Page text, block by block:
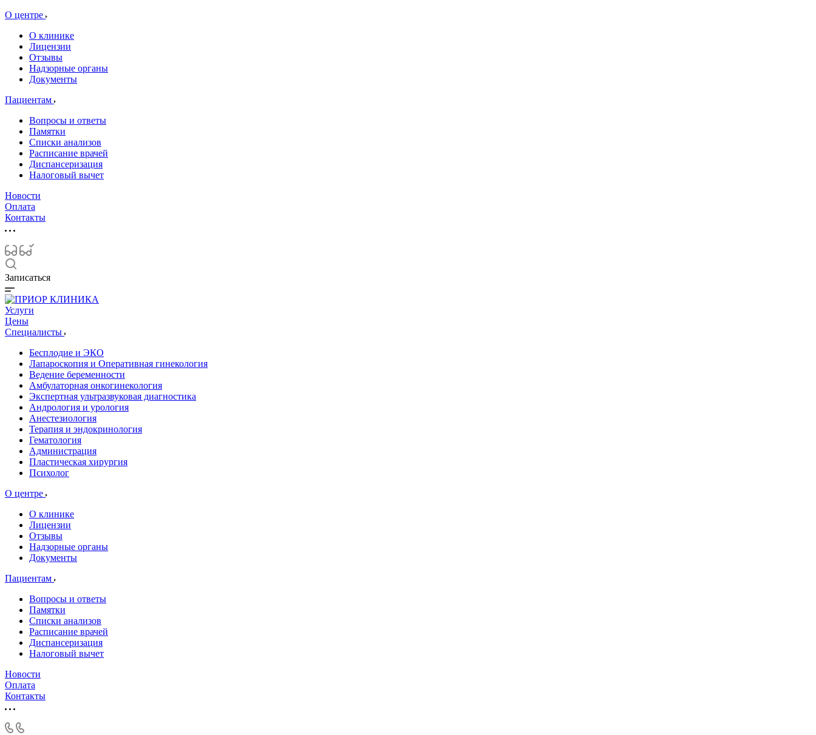
О центре
О клинике
Лицензии
Отзывы
Надзорные органы
Документы
Пациентам
Вопросы и ответы
Памятки
Списки анализов
Расписание врачей
Диспансеризация
Налоговый вычет
Новости
Оплата
Контакты
Записаться
Услуги
Цены
Специалисты
Бесплодие и ЭКО
Лапароскопия и Оперативная гинекология
Ведение беременности
Амбулаторная онкогинекология
Экспертная ультразвуковая диагностика
Андрология и урология
Анестезиология
Терапия и эндокринология
Гематология
Администрация
Пластическая хирургия
Психолог
О центре
О клинике
Лицензии
Отзывы
Надзорные органы
Документы
Пациентам
Вопросы и ответы
Памятки
Списки анализов
Расписание врачей
Диспансеризация
Налоговый вычет
Новости
Оплата
Контакты